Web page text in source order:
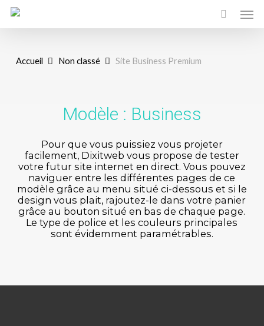
Skip
content
Accueil Non classé Site Business Premium
Modèle : Business
Pour que vous puissiez vous projeter
facilement, Dixitweb vous propose de tester
votre futur site internet en direct. Vous pouvez
naviguer entre les différentes pages de ce
modèle grâce au menu situé ci-dessous et si le
design vous plait, rajoutez-le dans votre panier
grâce au bouton situé en bas de chaque page.
Le type de police et les couleurs principales
sont évidemment paramétrables.